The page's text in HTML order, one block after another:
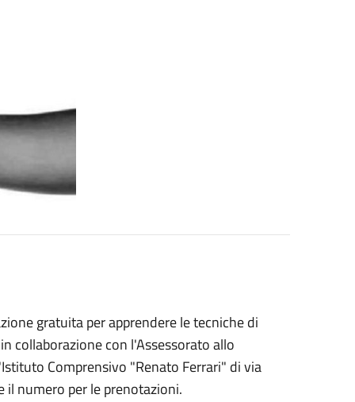
gratuita per apprendere le tecniche di
collaborazione con l'Assessorato allo
Comprensivo "Renato Ferrari" di via
numero per le prenotazioni.